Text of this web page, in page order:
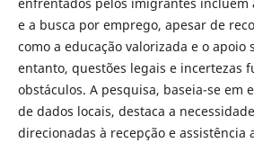
e a busca por emprego, apesar de
como a educação valorizada e o apoio
entanto, questões legais e incertezas
obstáculos. A pesquisa, baseia-se em
de dados locais, destaca a
direcionadas à recepção e assistência